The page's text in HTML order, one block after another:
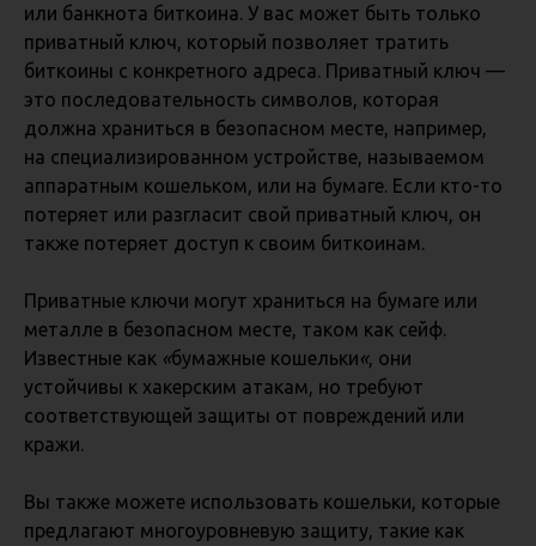
или банкнота биткоина. У вас может быть только
приватный ключ, который позволяет тратить
биткоины с конкретного адреса. Приватный ключ —
это последовательность символов, которая
должна храниться в безопасном месте, например,
на специализированном устройстве, называемом
аппаратным кошельком, или на бумаге. Если кто-то
потеряет или разгласит свой приватный ключ, он
также потеряет доступ к своим биткоинам.
Приватные ключи могут храниться на бумаге или
металле в безопасном месте, таком как сейф.
Известные как «бумажные кошельки«, они
устойчивы к хакерским атакам, но требуют
соответствующей защиты от повреждений или
кражи.
Вы также можете использовать кошельки, которые
предлагают многоуровневую защиту, такие как